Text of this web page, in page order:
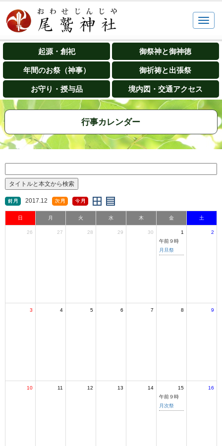
起源・創祀 御祭神と御神徳
年間のお祭（神事） 御祈祷と出張祭
お守り・授与品 境内図・交通アクセス
行事カレンダー
2017.12
日 月 火 水 木 金 土
26 27 28 29 30
1
午前９時
月旦祭
2
3 4 5 6 7 8 9
10 11 12 13 14
15
午前９時
月次祭
16